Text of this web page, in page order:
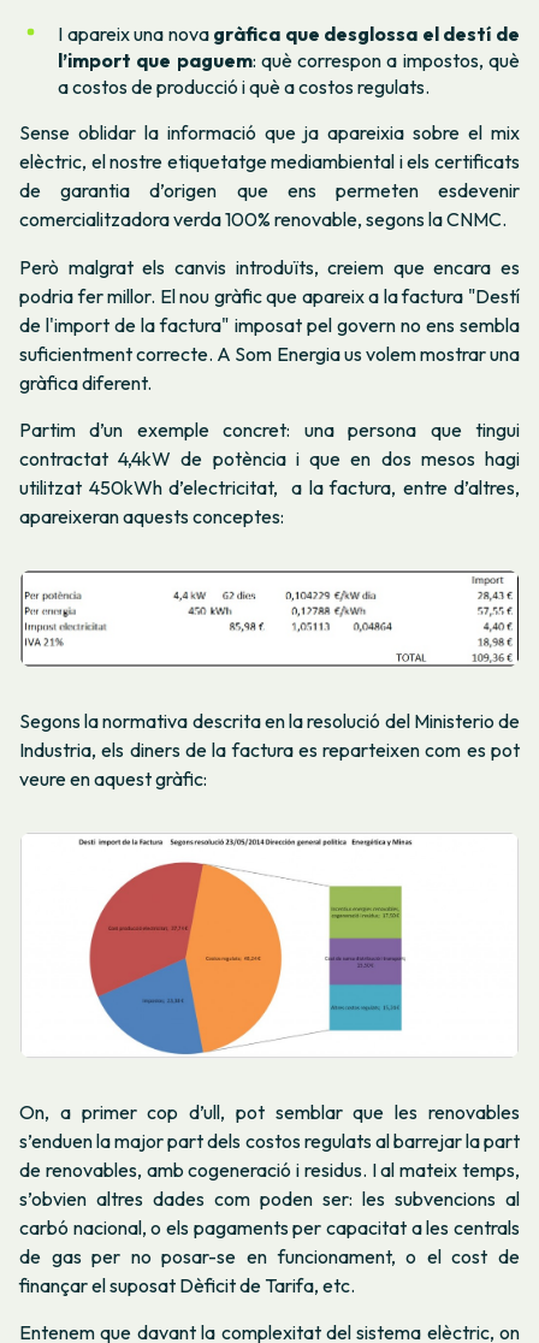
I apareix una nova gràfica que desglossa el destí de
l’import que paguem: què correspon a impostos, què
a costos de producció i què a costos regulats.
Sense oblidar la informació que ja apareixia sobre el mix
elèctric, el nostre etiquetatge mediambiental i els certificats
de garantia d’origen que ens permeten esdevenir
comercialitzadora verda 100% renovable, segons la CNMC.
Però malgrat els canvis introduïts, creiem que encara es
podria fer millor. El nou gràfic que apareix a la factura "Destí
de l'import de la factura" imposat pel govern no ens sembla
suficientment correcte. A Som Energia us volem mostrar una
gràfica diferent.
Partim d’un exemple concret: una persona que tingui
contractat 4,4kW de potència i que en dos mesos hagi
utilitzat 450kWh d’electricitat, a la factura, entre d’altres,
apareixeran aquests conceptes:
Segons la normativa descrita en la resolució del Ministerio de
Industria, els diners de la factura es reparteixen com es pot
veure en aquest gràfic:
On, a primer cop d’ull, pot semblar que les renovables
s’enduen la major part dels costos regulats al barrejar la part
de renovables, amb cogeneració i residus. I al mateix temps,
s’obvien altres dades com poden ser: les subvencions al
carbó nacional, o els pagaments per capacitat a les centrals
de gas per no posar-se en funcionament, o el cost de
finançar el suposat Dèficit de Tarifa, etc.
Entenem que davant la complexitat del sistema elèctric, on